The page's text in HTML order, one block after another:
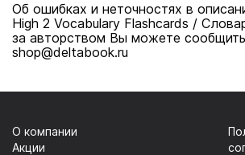
Об ошибках и неточностях в
High 2 Vocabulary Flashcards /
за авторством Вы можете
shop@deltabook.ru
О компании
Акции